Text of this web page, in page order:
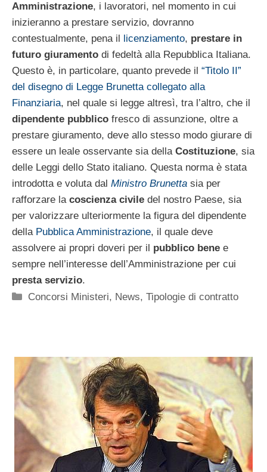
Amministrazione, i lavoratori, nel momento in cui
inizieranno a prestare servizio, dovranno
contestualmente, pena il
licenziamento, prestare in
futuro giuramento di fedeltà alla Repubblica Italiana.
Questo è, in particolare, quanto prevede il “Titolo II”
del disegno di Legge Brunetta collegato alla
Finanziaria, nel quale si legge altresì, tra l’altro, che il
dipendente pubblico fresco di assunzione, oltre a
prestare giuramento, deve allo stesso modo giurare di
essere un leale osservante sia della Costituzione, sia
delle Leggi dello Stato italiano. Questa norma è stata
introdotta e voluta dal Ministro Brunetta sia per
rafforzare la coscienza civile del nostro Paese, sia
per valorizzare ulteriormente la figura del dipendente
della Pubblica Amministrazione, il quale deve
assolvere ai propri doveri per il pubblico bene e
sempre nell’interesse dell’Amministrazione per cui
presta servizio.
Categorie
Concorsi Ministeri, News,Tipologie di contratto